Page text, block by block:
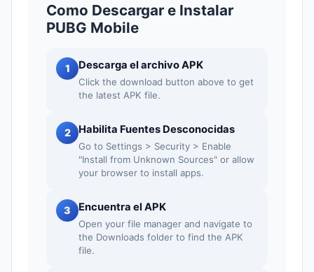
Como Descargar e Instalar
PUBG Mobile
1 Descarga el archivo APK
Click the download button above to get
the latest APK file.
2 Habilita Fuentes Desconocidas
Go to Settings > Security > Enable
"Install from Unknown Sources" or allow
your browser to install apps.
3 Encuentra el APK
Open your file manager and navigate to
the Downloads folder to find the APK
file.